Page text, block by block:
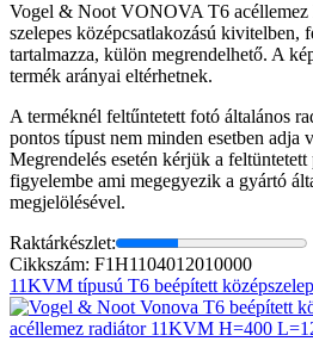
Vogel & Noot VONOVA T6 acéllemez
szelepes középcsatlakozású kivitelben,
tartalmazza, külön megrendelhető. A
termék arányai eltérhetnek.
A terméknél feltűntetett fotó általános
pontos típust nem minden esetben adja
Megrendelés esetén kérjük a
figyelembe ami megegyezik a gyártó
megjelölésével.
Raktárkészlet:
Cikkszám: F1H1104012010000
11KVM típusú T6 beépített